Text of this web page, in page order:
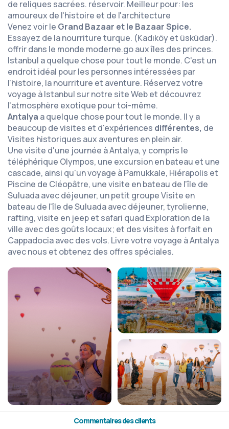
de reliques sacrées. réservoir. Meilleur pour: les
amoureux de l'histoire et de l'architecture
Venez voir le Grand Bazaar et le Bazaar Spice.
Essayez de la nourriture turque. (Kadıköy et üsküdar).
offrir dans le monde moderne.go aux îles des princes.
Istanbul a quelque chose pour tout le monde. C'est un
endroit idéal pour les personnes intéressées par
l'histoire, la nourriture et aventure. Réservez votre
voyage à Istanbul sur notre site Web et découvrez
l'atmosphère exotique pour toi-même.
Antalya a quelque chose pour tout le monde. Il y a
beaucoup de visites et d'expériences différentes, de
Visites historiques aux aventures en plein air.
Une visite d'une journée à Antalya, y compris le
téléphérique Olympos, une excursion en bateau et une
cascade, ainsi qu'un voyage à Pamukkale, Hiérapolis et
Piscine de Cléopâtre, une visite en bateau de l'île de
Suluada avec déjeuner, un petit groupe Visite en
bateau de l'île de Suluada avec déjeuner, tyrolienne,
rafting, visite en jeep et safari quad Exploration de la
ville avec des goûts locaux; et des visites à forfait en
Cappadocia avec des vols. Livre votre voyage à Antalya
avec nous et obtenez des offres spéciales.
Commentaires des clients